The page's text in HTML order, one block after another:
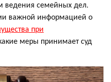
ведения семейных дел.
важной информацией о
при
меры принимает суд